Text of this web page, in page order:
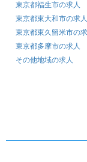
東京都福生市の求人
東京都東大和市の求人
東京都東久留米市の
東京都多摩市の求人
その他地域の求人